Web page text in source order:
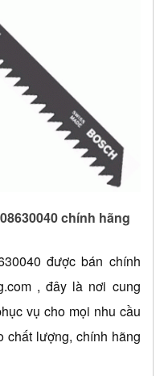
chính hãng
được bán chính
, đây là nơi cung
vụ cho mọi nhu cầu
chất lượng, chính hãng